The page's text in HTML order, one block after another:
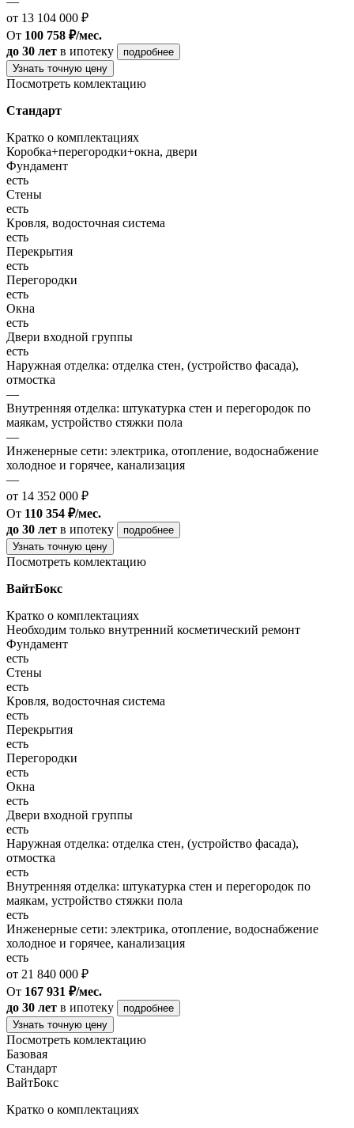
от 13 104 000 ₽
От 100 758 ₽/мес.
до 30 лет в ипотеку
подробнее
Узнать точную цену
Посмотреть комлектацию
Стандарт
Кратко о комплектациях
Коробка+перегородки+окна, двери
Фундамент
есть
Стены
есть
Кровля, водосточная система
есть
Перекрытия
есть
Перегородки
есть
Окна
есть
Двери входной группы
есть
Наружная отделка: отделка стен, (устройство фасада),
отмостка
—
Внутренняя отделка: штукатурка стен и перегородок по
маякам, устройство стяжки пола
—
Инженерные сети: электрика, отопление, водоснабжение
холодное и горячее, канализация
—
от 14 352 000 ₽
От 110 354 ₽/мес.
до 30 лет в ипотеку
подробнее
Узнать точную цену
Посмотреть комлектацию
ВайтБокс
Кратко о комплектациях
Необходим только внутренний косметический ремонт
Фундамент
есть
Стены
есть
Кровля, водосточная система
есть
Перекрытия
есть
Перегородки
есть
Окна
есть
Двери входной группы
есть
Наружная отделка: отделка стен, (устройство фасада),
отмостка
есть
Внутренняя отделка: штукатурка стен и перегородок по
маякам, устройство стяжки пола
есть
Инженерные сети: электрика, отопление, водоснабжение
холодное и горячее, канализация
есть
от 21 840 000 ₽
От 167 931 ₽/мес.
до 30 лет в ипотеку
подробнее
Узнать точную цену
Посмотреть комлектацию
Базовая
Стандарт
ВайтБокс
Кратко о комплектациях